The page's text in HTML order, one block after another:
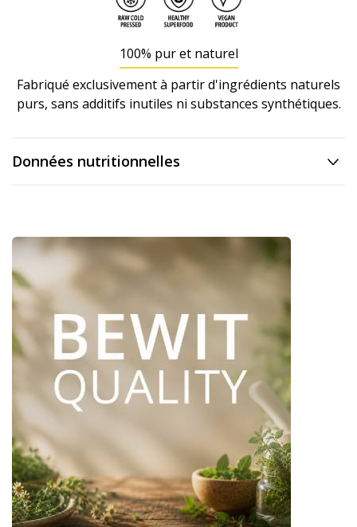
100% pur et naturel
Fabriqué exclusivement à partir d'ingrédients naturels
purs, sans additifs inutiles ni substances synthétiques.
Données nutritionnelles